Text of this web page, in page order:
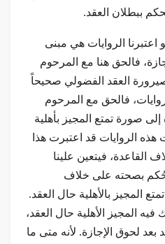
ببطلان العقد.
الروايات هي مبنى
فالحق هنا مع المرحوم
العقد الفضولي صحيحاً
فالحق مع المرحوم
صورة تمتع المجيز بأهلية
هذه الروايات قد اعتبرت هذا
القاعدة، فيتعين علينا
حُكم بصحته على خلاف
المجيز بالأهلية حال العقد.
فيه المجيز الأهلية حال العقد،
بعد لحوق الإجازة. لأنه متى ما